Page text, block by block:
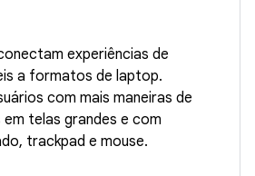
experiências de
a formatos de laptop.
com mais maneiras de
telas grandes e com
trackpad e mouse.